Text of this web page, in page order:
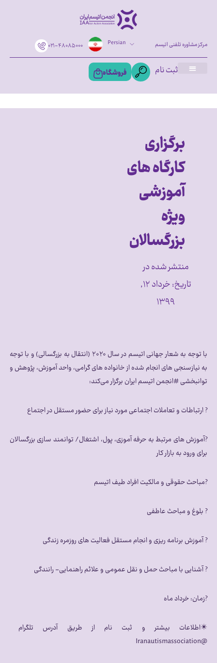
۰۲۱-۴۸۰۸۵۰۰۰ Persian مرکز مشاوره تلفنی اتیسم
ثبت نام فروشگاه
برگزاری
کارگاه های
آموزشی
ویژه
بزرگسالان
منتشر شده در
تاریخ:
خرداد ۱۲,
۱۳۹۹
با توجه به شعار جهانی اتیسم در سال ۲۰۲۰ (انتقال به بزرگسالی) و با توجه
به نیازسنجی های انجام شده از خانواده های گرامی، واحد آموزش، پژوهش و
توانبخشی #انجمن اتیسم ایران برگزار می‌کند:
? ارتباطات و تعاملات اجتماعی مورد نیاز برای حضور مستقل در اجتماع
?آموزش های مرتبط به حرفه آموزی، پول، اشتغال/ توانمند سازی بزرگسالان
برای ورود به بازار کار
?مباحث حقوقی و مالکیت افراد طیف اتیسم
? بلوغ و مباحث عاطفی
? آموزش برنامه ریزی و‌ انجام مستقل فعالیت های روزمره زندگی
? آشنایی با مباحث حمل و نقل عمومی و علائم راهنمایی- رانندگی
?زمان: خرداد ماه
✴️اطلاعات بیشتر و‌ ثبت نام از طریق آدرس تلگرام
@Iranautismassociation